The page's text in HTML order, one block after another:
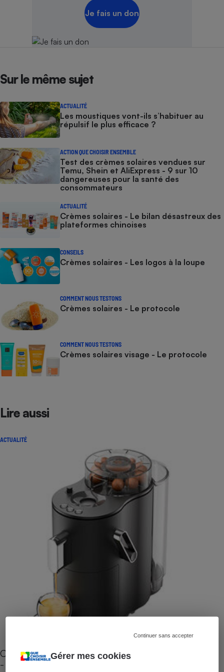
Gérer mes cookies
Continuer sans accepter
Je fais un don
Sur le même sujet
ACTUALITÉ
Les moustiques vont-ils s’habituer au
répulsif le plus efficace ?
ACTION QUE CHOISIR ENSEMBLE
Test des crèmes solaires vendues sur
Temu, Shein et AliExpress - 9 sur 10
dangereuses pour la santé des
consommateurs
ACTUALITÉ
Crèmes solaires - Le bilan désastreux des
plateformes chinoises
CONSEILS
Crèmes solaires - Les logos à la loupe
COMMENT NOUS TESTONS
Crèmes solaires - Le protocole
COMMENT NOUS TESTONS
Crèmes solaires visage - Le protocole
Lire aussi
ACTUALITÉ
Cafetière à capsules zéro déchet CoffeeB (vidéo)
- Premières impressions